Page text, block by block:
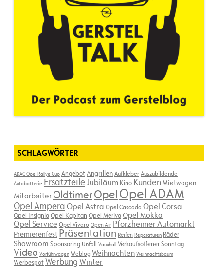
SCHLAGWÖRTER
ADAC Opel Rallye Cup AngebotAngrillenAufkleberAuszubildende
Autobatterie ErsatzteileJubiläum Kino KundenMietwagen
Mitarbeiter OldtimerOpelOpel ADAM
Opel AmperaOpel Astra Opel Cascada Opel Corsa
Opel InsigniaOpel Kapitän Opel MerivaOpel Mokka
Opel ServiceOpel Vivaro Open Air Pforzheimer Automarkt
Premierenfest Präsentation Reifen Reparaturen Räder
Showroom Sponsoring Unfall Vauxhall Verkaufsoffener Sonntag
Video Vorführwagen Weblog Weihnachten Weihnachtsbaum
WerbespotWerbungWinter